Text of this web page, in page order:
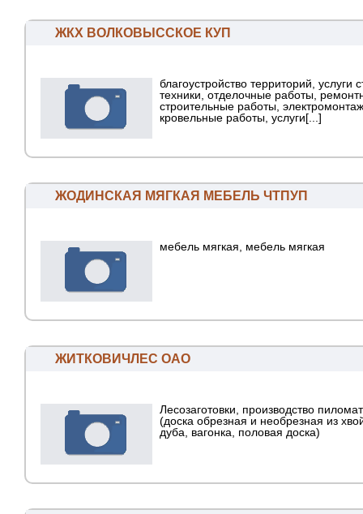
ЖКХ ВОЛКОВЫССКОЕ КУП
благоустройство территорий, услуги
техники, отделочные работы,
строительные работы,
кровельные работы, услуги[...]
ЖОДИНСКАЯ МЯГКАЯ МЕБЕЛЬ ЧТПУП
мебель мягкая, мебель мягкая
ЖИТКОВИЧЛЕС ОАО
Лесозаготовки, производство
(доска обрезная и необрезная из
дуба, вагонка, половая доска)